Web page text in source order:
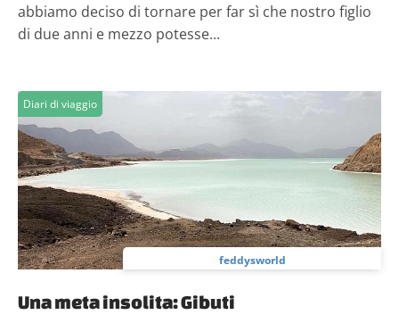
abbiamo deciso di tornare per far sì che nostro figlio
di due anni e mezzo potesse...
Diari di viaggio
feddysworld
Una meta insolita: Gibuti